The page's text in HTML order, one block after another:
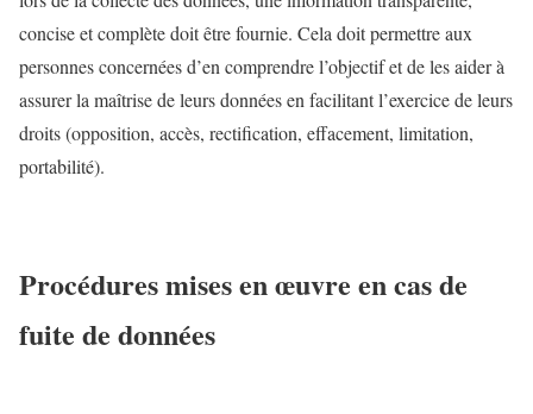
concise et complète doit être fournie. Cela doit permettre aux
personnes concernées d’en comprendre l’objectif et de les aider à
assurer la maîtrise de leurs données en facilitant l’exercice de leurs
droits (opposition, accès, rectification, effacement, limitation,
portabilité).
Procédures mises en œuvre en cas de
fuite de données